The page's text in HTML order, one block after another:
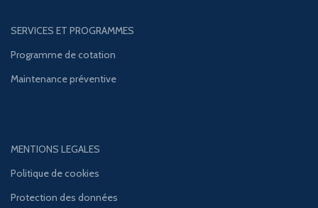
SERVICES ET PROGRAMMES
Programme de cotation
Maintenance préventive
MENTIONS LEGALES
Politique de cookies
Protection des données